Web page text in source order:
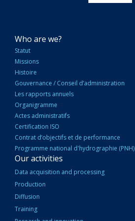
NAVIGATION
PRINCIPALE
Who are we?
Statut
Missions
Histoire
Gouvernance / Conseil d’administration
Les rapports annuels
Organigramme
Actes administratifs
Certification ISO
Contrat d’objectifs et de performance
Programme national d'hydrographie (PNH)
Our activities
Data acquisition and processing
Production
Diffusion
Training